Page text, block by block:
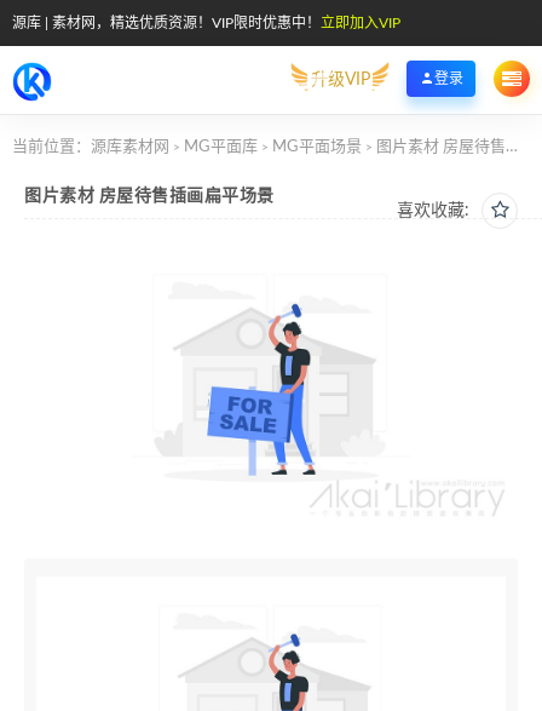
源库 | 素材网，精选优质资源！VIP限时优惠中！ 立即加入VIP
升级VIP 登录
当前位置： 源库素材网 > MG平面库 > MG平面场景 > 图片素材 房屋待售插画扁平场景
喜欢收藏:
图片素材 房屋待售插画扁平场景